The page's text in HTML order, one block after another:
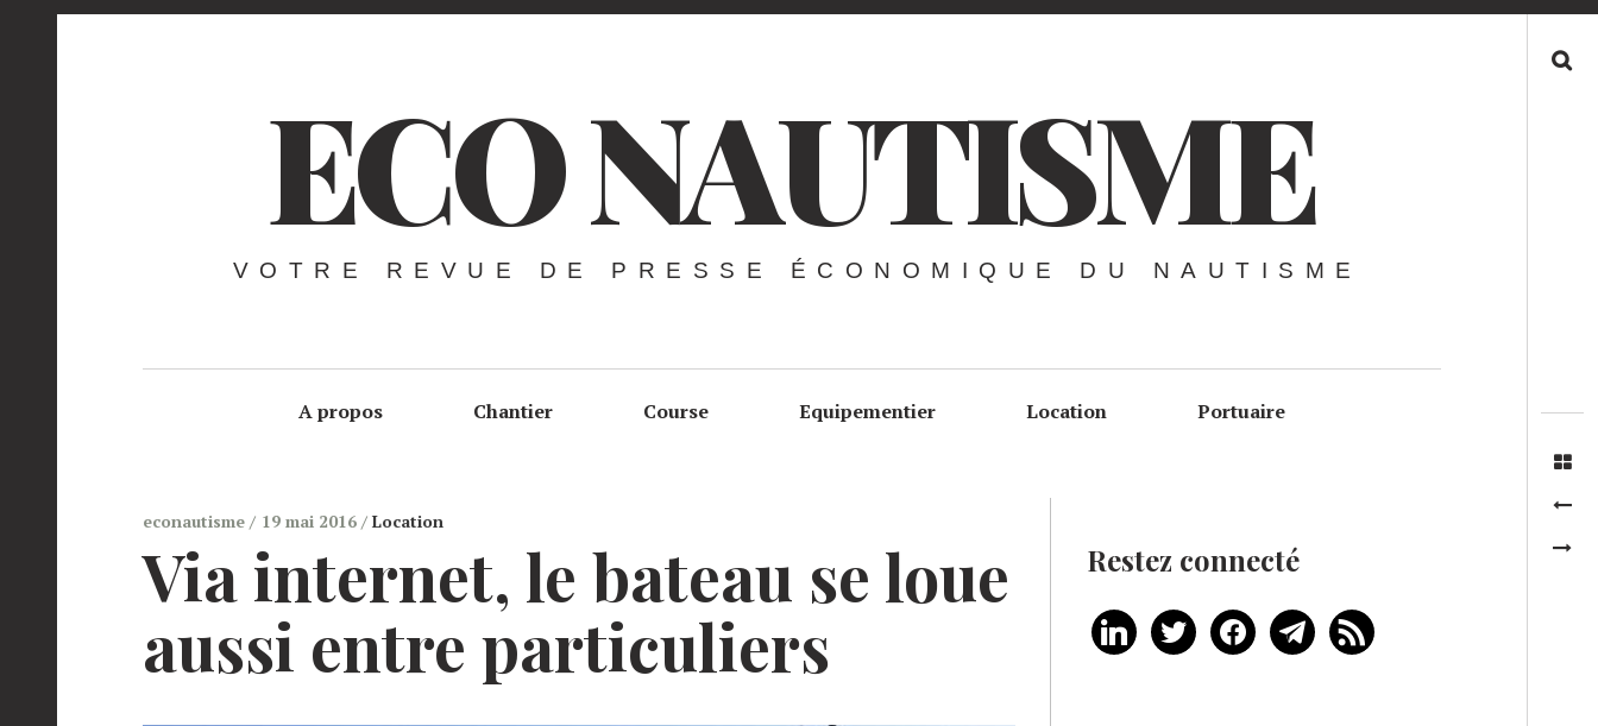
ECO NAUTISME
VOTRE REVUE DE PRESSE ÉCONOMIQUE DU NAUTISME
A propos Chantier Course Equipementier Location Portuaire
econautisme 19 mai 2016 Location
Via internet, le bateau se loue
aussi entre particuliers
Restez connecté